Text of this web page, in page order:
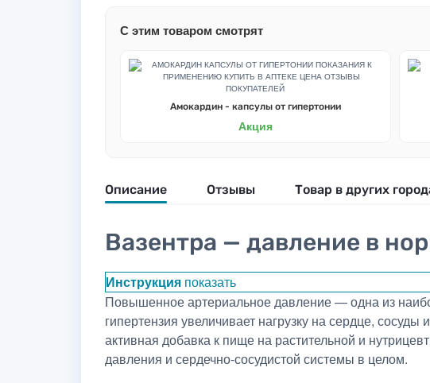
С этим товаром смотрят
Амокардин - капсулы от гипертонии
Акция
Описание Отзывы Товар в других
Вазентра — давление в
Инструкция показать
Повышенное артериальное давление — одна из
гипертензия увеличивает нагрузку на сердце,
активная добавка к пище на растительной и
давления и сердечно-сосудистой системы в целом.